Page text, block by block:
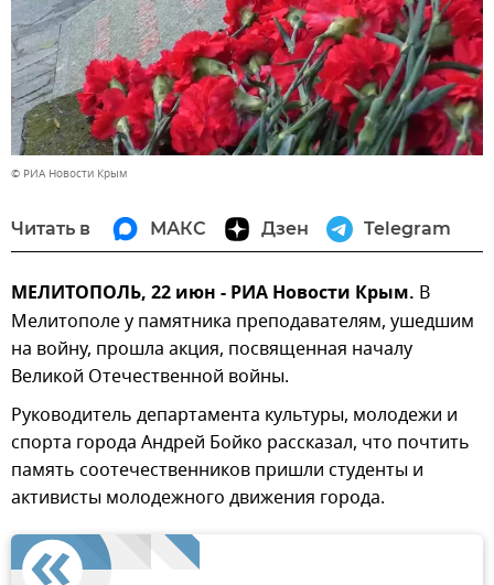
© РИА Новости Крым
Читать в МАКС Дзен Telegram
МЕЛИТОПОЛЬ, 22 июн - РИА Новости Крым. В
Мелитополе у памятника преподавателям, ушедшим
на войну, прошла акция, посвященная началу
Великой Отечественной войны.
Руководитель департамента культуры, молодежи и
спорта города Андрей Бойко рассказал, что почтить
память соотечественников пришли студенты и
активисты молодежного движения города.